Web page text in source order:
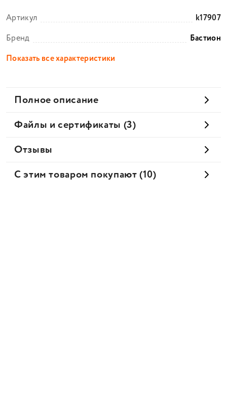
Артикул
k17907
Бренд
Бастион
Показать все характеристики
Полное описание
Файлы и сертификаты (3)
Отзывы
С этим товаром покупают (10)